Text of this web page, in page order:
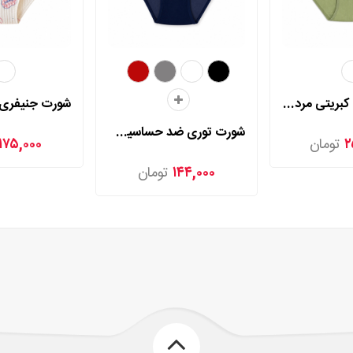
شورت اسلیپ کبریتی مردی مدل 2025
تومان
شورت توری ضد حساسیت مردی مدل 2006
۱۴۴,۰۰۰تومان